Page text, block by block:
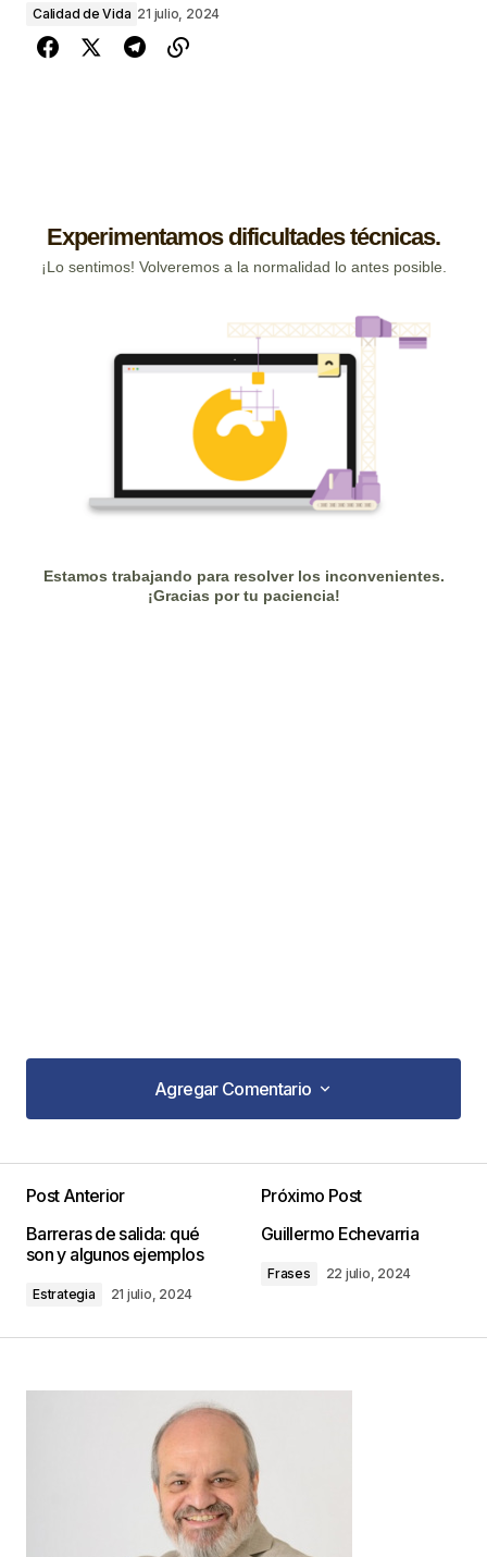
Calidad de Vida 21 julio, 2024
Agregar Comentario
Agregar Comentario
publicada. Los campos obligatorios están
marcados con*
*
Post Anterior
Barreras de salida: qué
son y algunos ejemplos
Estrategia 21 julio, 2024
Próximo Post
Guillermo Echevarria
Frases 22 julio, 2024